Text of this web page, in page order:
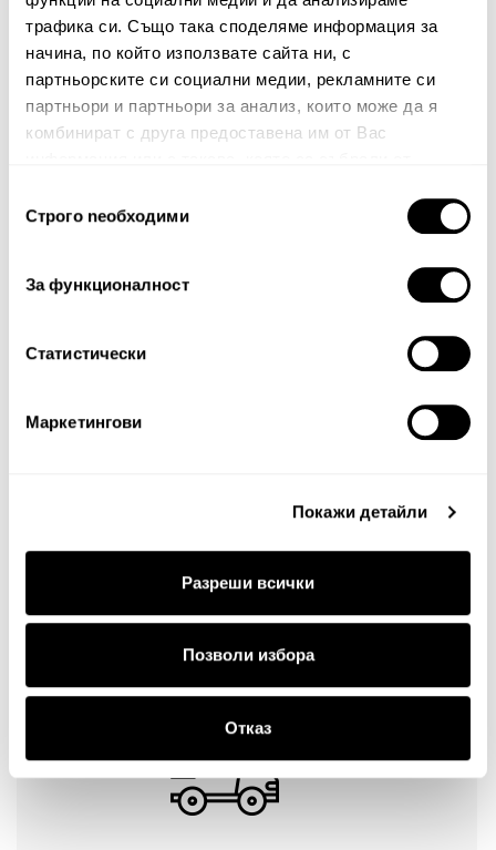
трафика си. Също така споделяме информация за
начина, по който използвате сайта ни, с
партньорските си социални медии, рекламните си
партньори и партньори за анализ, които може да я
комбинират с друга предоставена им от Вас
наСтрого nеобходими
За функционалност
Статистически
Маркетингови
Покажи детайли
Разреши всички
Позволи избора
Отказ
Вашият коментар:
Оценка:
Най-висока
Продължи